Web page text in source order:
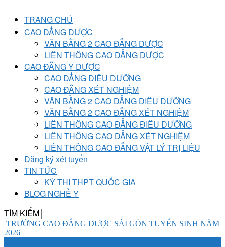
TRANG CHỦ
CAO ĐẲNG DƯỢC
VĂN BẰNG 2 CAO ĐẲNG DƯỢC
LIÊN THÔNG CAO ĐẲNG DƯỢC
CAO ĐẲNG Y DƯỢC
CAO ĐẲNG ĐIỀU DƯỠNG
CAO ĐẲNG XÉT NGHIỆM
VĂN BẰNG 2 CAO ĐẲNG ĐIỀU DƯỠNG
VĂN BẰNG 2 CAO ĐẲNG XÉT NGHIỆM
LIÊN THÔNG CAO ĐẲNG ĐIỀU DƯỠNG
LIÊN THÔNG CAO ĐẲNG XÉT NGHIỆM
LIÊN THÔNG CAO ĐẲNG VẬT LÝ TRỊ LIỆU
Đăng ký xét tuyển
TIN TỨC
KỲ THI THPT QUỐC GIA
BLOG NGHỀ Y
TÌM KIẾM
TRƯỜNG CAO ĐẲNG DƯỢC SÀI GÒN TUYỂN SINH NĂM
2026